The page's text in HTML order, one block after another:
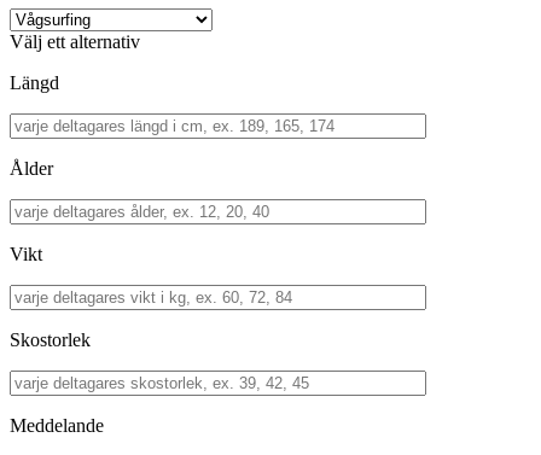
Välj ett alternativ
Längd
Ålder
Vikt
Skostorlek
Meddelande